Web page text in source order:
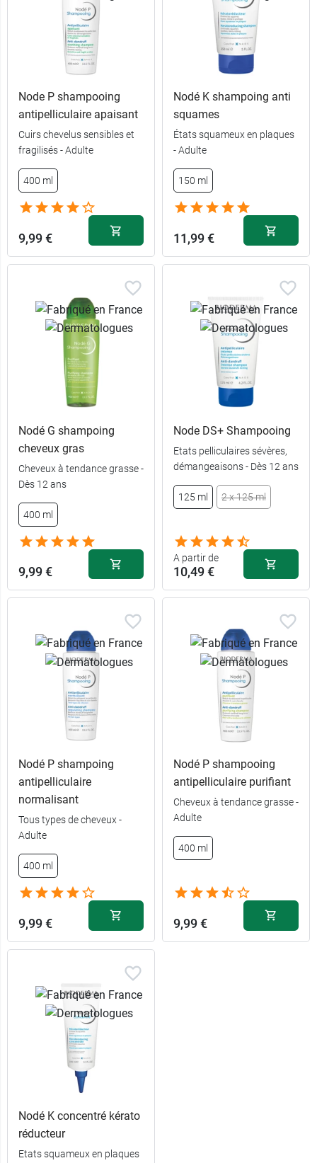
400 ml 6,99 €
200 ml
Node P shampooing
antipelliculaire apaisant
Cuirs chevelus sensibles et
fragilisés - Adulte
400 ml
9,99 €
Nodé K shampoing anti
squames
États squameux en plaques
- Adulte
150 ml
11,99 €
Nodé G shampoing
cheveux gras
Cheveux à tendance grasse -
Dès 12 ans
400 ml
9,99 €
Node DS+ Shampooing
Etats pelliculaires sévères,
démangeaisons - Dès 12 ans
125 ml 2 x 125 ml
A partir de
10,49 €
2 x 125 ml
Nodé P shampoing
antipelliculaire
normalisant
Tous types de cheveux -
Adulte
400 ml
9,99 €
Nodé P shampooing
antipelliculaire purifiant
Cheveux à tendance grasse -
Adulte
400 ml
9,99 €
Nodé K concentré kérato
réducteur
Etats squameux en plaques